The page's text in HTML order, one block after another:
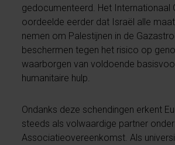
gedocumenteerd. Het Internationaal
oordeelde eerder dat Israël alle
nemen om Palestijnen in de
beschermen tegen het risico op
waarborgen van voldoende
humanitaire hulp.
Ondanks deze schendingen erkent
steeds als volwaardige partner
Associatieovereenkomst. Als